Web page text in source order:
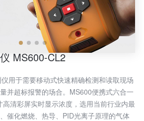
MS600-CL2
用于需要移动式快速精确检测和读取现场
并超标报警的场合。MS600便携式六合一
清彩屏实时显示浓度，选用当前行业内最
催化燃烧、热导、PID光离子原理的气体